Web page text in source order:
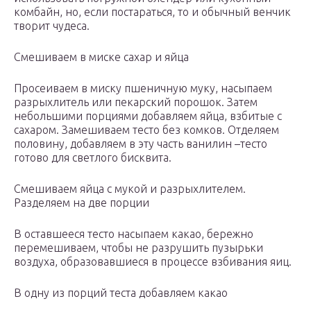
комбайн, но, если постараться, то и обычный венчик
творит чудеса.
Смешиваем в миске сахар и яйца
Просеиваем в миску пшеничную муку, насыпаем
разрыхлитель или пекарский порошок. Затем
небольшими порциями добавляем яйца, взбитые с
сахаром. Замешиваем тесто без комков. Отделяем
половину, добавляем в эту часть ванилин –тесто
готово для светлого бисквита.
Смешиваем яйца с мукой и разрыхлителем.
Разделяем на две порции
В оставшееся тесто насыпаем какао, бережно
перемешиваем, чтобы не разрушить пузырьки
воздуха, образовавшиеся в процессе взбивания яиц.
В одну из порций теста добавляем какао